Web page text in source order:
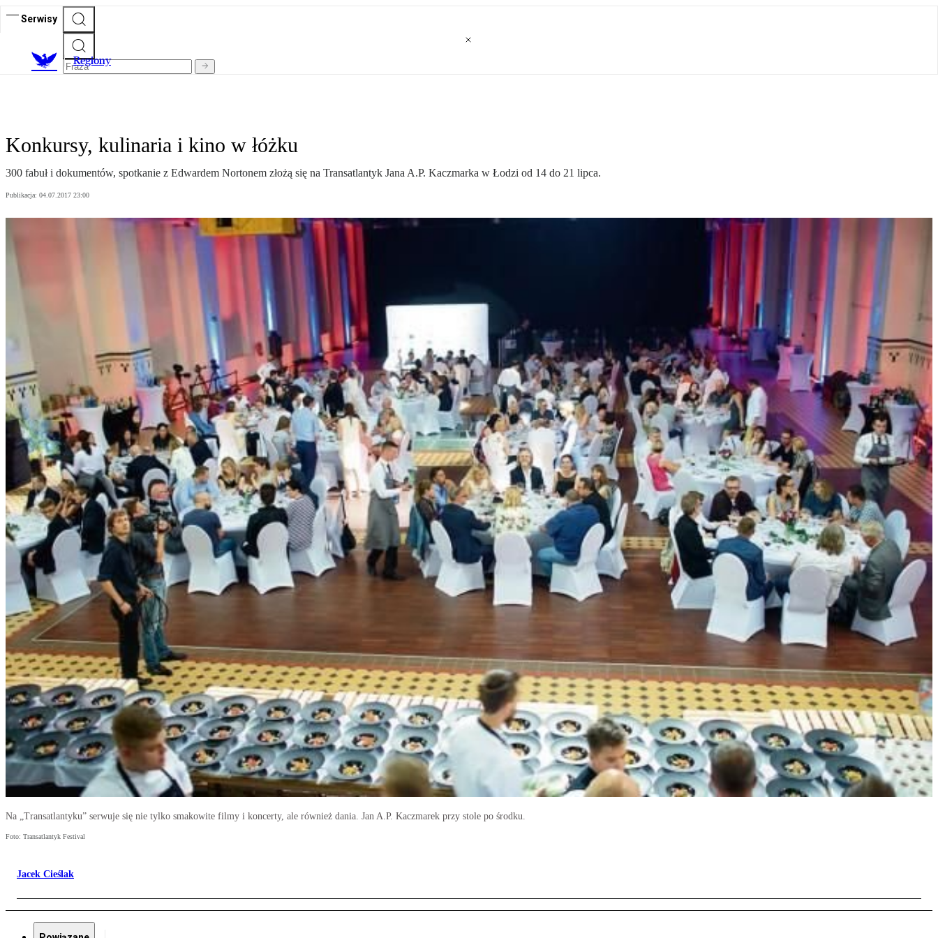
Serwisy
Regiony
Konkursy, kulinaria i kino w łóżku
300 fabuł i dokumentów, spotkanie z Edwardem Nortonem złożą się na Transatlantyk Jana A.P. Kaczmarka w Łodzi od 14 do 21 lipca.
Publikacja: 04.07.2017 23:00
Na „Transatlantyku” serwuje się nie tylko smakowite filmy i koncerty, ale również dania. Jan A.P. Kaczmarek przy stole po środku.
Foto: Transatlantyk Festival
Jacek Cieślak